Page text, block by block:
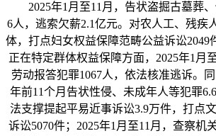
2025年1月至11月，告状盗掘古墓葬、
6人，逃索欠薪2.1亿元。对农人工、残疾
体，打点妇女权益保障范畴公益诉讼2049
正在特定群体权益保障方面，2025年1月
劳动报答犯罪1067人，依法核准逃诉。
年前11个月告状性侵、未成年人等犯罪
法支撑提起平易近事诉讼3.9万件，打点
诉讼5070件；2025年1月至11月，查察机